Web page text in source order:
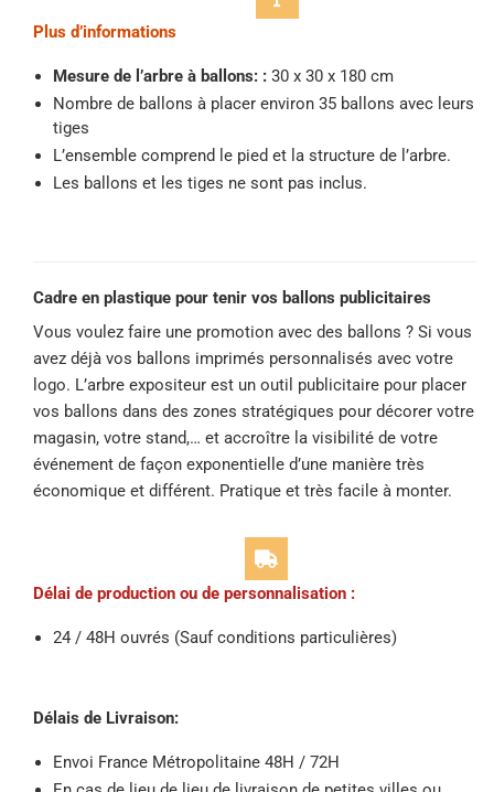
Plus d’informations
Mesure de l’arbre à ballons: : 30 x 30 x 180 cm
Nombre de ballons à placer environ 35 ballons avec leurs
tiges
L’ensemble comprend le pied et la structure de l’arbre.
Les ballons et les tiges ne sont pas inclus.
Cadre en plastique pour tenir vos ballons publicitaires
Vous voulez faire une promotion avec des ballons ? Si vous
avez déjà vos ballons imprimés personnalisés avec votre
logo. L’arbre expositeur est un outil publicitaire pour placer
vos ballons dans des zones stratégiques pour décorer votre
magasin, votre stand,… et accroître la visibilité de votre
événement de façon exponentielle d’une manière très
économique et différent. Pratique et très facile à monter.
Délai de production ou de personnalisation :
24 / 48H ouvrés (Sauf conditions particulières)
Délais de Livraison:
Envoi France Métropolitaine 48H / 72H